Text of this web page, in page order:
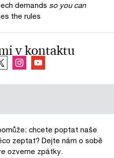
demands so you can
the rules
v kontaktu
chcete poptat naše
zeptat? Dejte nám o sobě
ozveme zpátky.